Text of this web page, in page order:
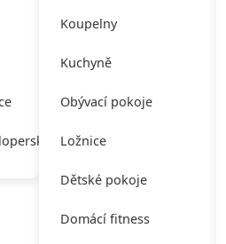
Koupelny
Kuchyně
Obývací pokoje
Ložnice
Dětské pokoje
Domácí fitness